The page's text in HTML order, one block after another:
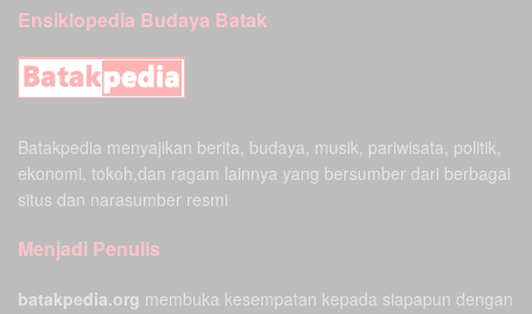
Ensiklopedia Budaya Batak
Batakpedia menyajikan berita, budaya, musik, pariwisata, politik,
ekonomi, tokoh,dan ragam lainnya yang bersumber dari berbagai
situs dan narasumber resmi
Menjadi Penulis
batakpedia.org membuka kesempatan kepada siapapun dengan